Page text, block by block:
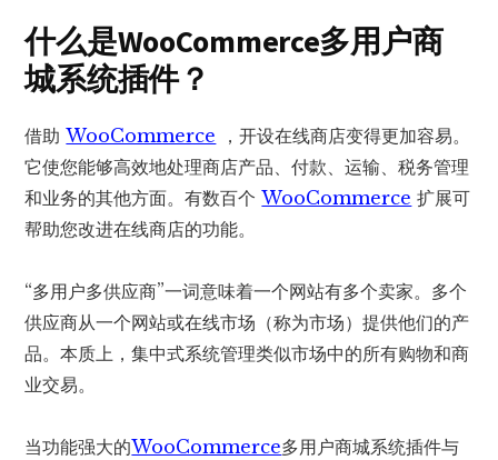
什么是WooCommerce多用户商
城系统插件？
借助WooCommerce ，开设在线商店变得更加容易。
它使您能够高效地处理商店产品、付款、运输、税务管理
和业务的其他方面。有数百个WooCommerce 扩展可
帮助您改进在线商店的功能。
“多用户多供应商”一词意味着一个网站有多个卖家。多个
供应商从一个网站或在线市场（称为市场）提供他们的产
品。本质上，集中式系统管理类似市场中的所有购物和商
业交易。
当功能强大的WooCommerce多用户商城系统插件与